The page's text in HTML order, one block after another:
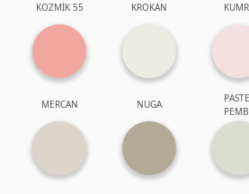
KOZMİK 55 KROKAN
MERCAN NUGA